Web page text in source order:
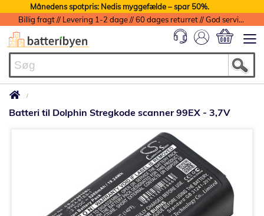
Månedens spotpris: Nedis myggefælde – spar 50%.
Billig fragt // Levering 1-2 dage // 60 dages returret // God service med garanti
Batteri til Dolphin Stregkode scanner 99EX - 3,7V